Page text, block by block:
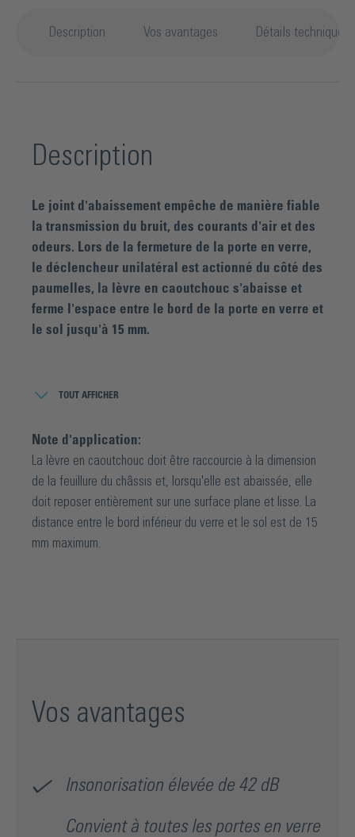
Description Vos avantages Détails techniques
Description
Le joint d'abaissement empêche de manière fiable
la transmission du bruit, des courants d'air et des
odeurs. Lors de la fermeture de la porte en verre,
le déclencheur unilatéral est actionné du côté des
paumelles, la lèvre en caoutchouc s'abaisse et
ferme l'espace entre le bord de la porte en verre et
le sol jusqu'à 15 mm.
verre à partir d'une épaisseur de verre de 6 mm et réduit le
fait facilement par raccourcissement. Il est possible de
raccourcir jusqu'à 125 mm et donc de passer sans
transition à la longueur standard suivante. Le contre-profil
en aluminium de la même couleur recouvre de manière
décorative la surface de collage du joint abaissé et assure
ainsi un aspect uniforme. De plus, le joint peut être
TOUT AFFICHER
Note d'application:
La lèvre en caoutchouc doit être raccourcie à la dimension
de la feuillure du châssis et, lorsqu'elle est abaissée, elle
doit reposer entièrement sur une surface plane et lisse. La
distance entre le bord inférieur du verre et le sol est de 15
mm maximum.
Vos avantages
Insonorisation élevée de 42 dB
Convient à toutes les portes en verre